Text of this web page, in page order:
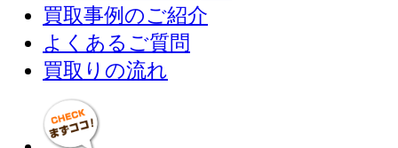
買取事例のご紹介
よくあるご質問
買取りの流れ